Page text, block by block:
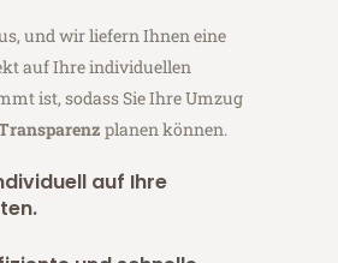
und wir liefern Ihnen eine
auf Ihre individuellen
ist, sodass Sie Ihre Umzug
planen können.
auf Ihre